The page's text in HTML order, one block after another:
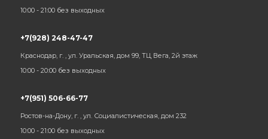
10:00 - 21:00 без выходных
+7(928) 248-47-47
Краснодар, г. , ул. Уральская, дом 99, ТЦ Вега, 2й этаж
10:00 - 20:00 без выходных
+7(951) 506-66-77
Ростов-на-Дону, г. , ул. Социалистическая, дом 232
10:00 - 21:00 без выходных